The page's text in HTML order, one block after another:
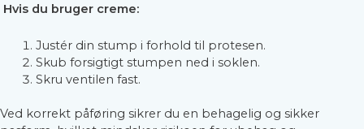
Hvis du bruger creme:
Justér din stump i forhold til protesen.
Skub forsigtigt stumpen ned i soklen.
Skru ventilen fast.
Ved korrekt påføring sikrer du en behagelig og sikker